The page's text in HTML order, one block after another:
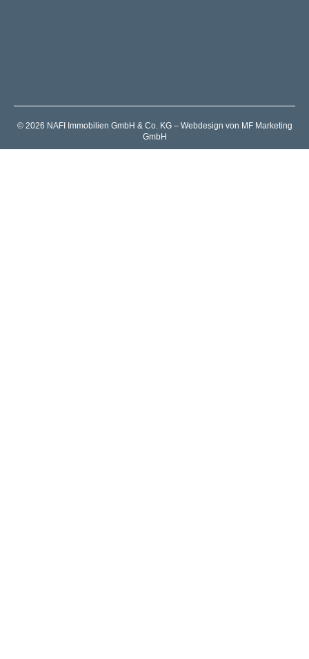
© 2026 NAFI Immobilien GmbH & Co. KG – Webdesign von MF Marketing
GmbH